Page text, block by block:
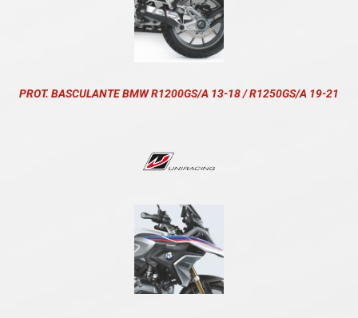
PROT. BASCULANTE BMW R1200GS/A 13-18 / R1250GS/A 19-21